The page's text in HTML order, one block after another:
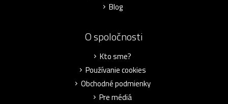
Blog
O spoločnosti
Kto sme?
Používanie cookies
Obchodné podmienky
Pre médiá